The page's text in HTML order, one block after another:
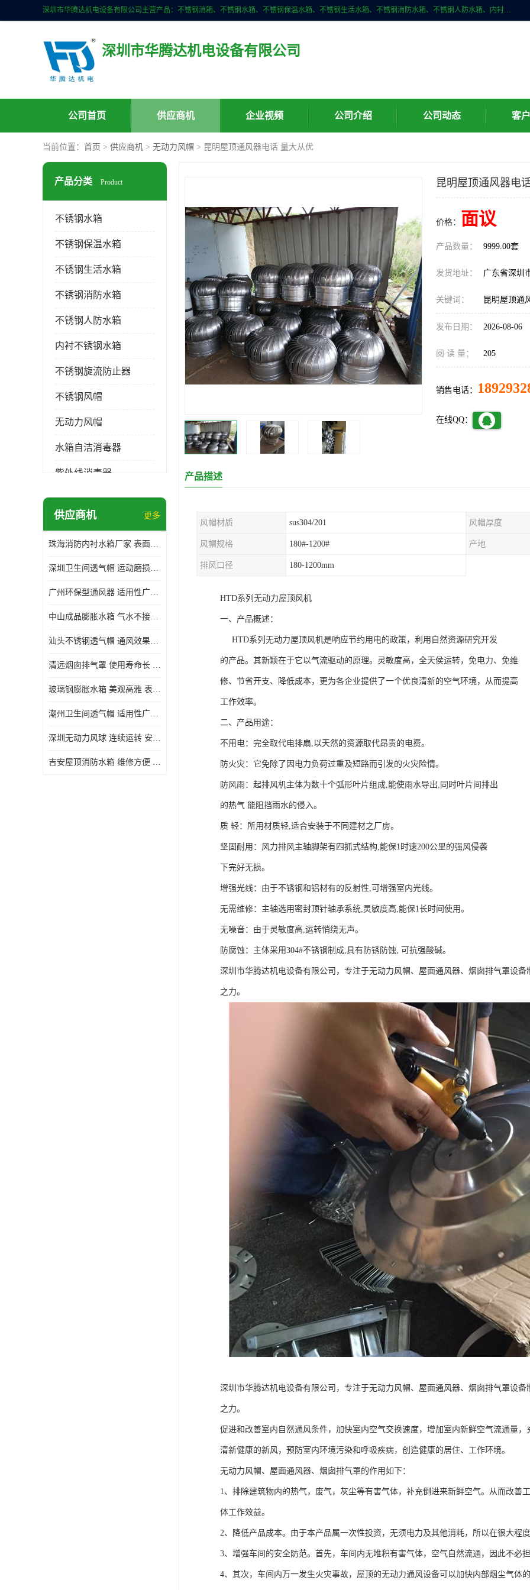
深圳市华腾达机电设备有限公司主营产品：不锈钢消箱、不锈钢水箱、不锈钢保温水箱、不锈钢生活水箱、不锈钢消防水箱、不锈钢人防水箱、内衬不锈钢水箱、膨胀水箱、不锈钢风帽、无动力风帽、水箱自洁消毒器、紫外线消毒器、不锈钢旋流防止器、组合式不锈钢水箱等。
深圳市华腾达机电设备有限公司
公司首页 供应商机 企业视频 公司介绍 公司动态 客
当前位置： 首页 > 供应商机 > 无动力风帽 > 昆明屋顶通风器电话 量大从优
产品分类 Product
不锈钢水箱
不锈钢保温水箱
不锈钢生活水箱
不锈钢消防水箱
不锈钢人防水箱
内衬不锈钢水箱
不锈钢旋流防止器
不锈钢风帽
无动力风帽
水箱自洁消毒器
紫外线消毒器
膨胀水箱
生活水箱
镀锌钢板水箱
供应商机 更多
珠海消防内衬水箱厂家 表面光滑 施工设计合理
深圳卫生间透气帽 运动磨损小 重量轻 无噪音
广州环保型通风器 适用性广泛 灰尘不易附着
中山成品膨胀水箱 气水不接触 一次充气可保持长久使用
汕头不锈钢透气帽 通风效果好 无噪音 无火花
清远烟囱排气罩 使用寿命长 安装简便迅捷
玻璃钢膨胀水箱 美观高雅 表面光洁美观
潮州卫生间透气帽 适用性广泛 可以长期运行
深圳无动力风球 连续运转 安装操作简便
吉安屋顶消防水箱 维修方便 箱体钢度足
昆明屋顶通风器电
价格： 面议
产品数量： 9999.00套
发货地址： 广东省深
关键词： 昆明屋顶通
发布日期： 2026-08-06
阅 读 量： 205
销售电话：
在线QQ：
产品描述
风帽材质 sus304/201 风帽厚度
风帽规格 180#-1200# 产地
排风口径 180-1200mm
HTD系列无动力屋顶风机
一、产品概述：
HTD系列无动力屋顶风机是响应节约用电的政策，利用自然资源研究开发
的产品。其新颖在于它以气流驱动的原理。灵敏度高，全天侯运转，免电力、免维
修、节省开支、降低成本，更为各企业提供了一个优良清新的空气环境，从而提高
工作效率。
二、产品用途：
不用电：完全取代电排扇,以天然的资源取代昂贵的电费。
防火灾：它免除了因电力负荷过重及短路而引发的火灾险情。
防风雨：起排风机主体为数十个弧形叶片组成,能使雨水导出,同时叶片间排出
的热气 能阻挡雨水的侵入。
质 轻：所用材质轻,适合安装于不同建材之厂房。
坚固耐用：风力排风主轴脚架有四抓式结构,能保1时速200公里的强风侵袭
下完好无损。
增强光线：由于不锈钢和铝材有的反射性,可增强室内光线。
无需维修：主轴选用密封顶针轴承系统,灵敏度高,能保1长时间使用。
无噪音：由于灵敏度高,运转悄绕无声。
防腐蚀：主体采用304#不锈钢制成,具有防锈防蚀, 可抗强酸碱。
深圳市华腾达机电设备有限公司，专注于无动力风帽、屋面通风器、烟囱排气罩设
之力。
深圳市华腾达机电设备有限公司，专注于无动力风帽、屋面通风器、烟囱排气罩设
之力。
促进和改善室内自然通风条件，加快室内空气交换速度，增加室内新鲜空气流通量
清新健康的新风，预防室内环境污染和呼吸疾病，创造健康的居住、工作环境。
无动力风帽、屋面通风器、烟囱排气罩的作用如下：
1、排除建筑物内的热气，废气，灰尘等有害气体，补充倒进来新鲜空气。从而改善
体工作效益。
2、降低产品成本。由于本产品属一次性投资，无须电力及其他消耗，所以在很大程
3、增强车间的安全防范。首先，车间内无堆积有害气体，空气自然流通，因此不必
4、其次，车间内万一发生火灾事故，屋顶的无动力通风设备可以加快内部烟尘气体